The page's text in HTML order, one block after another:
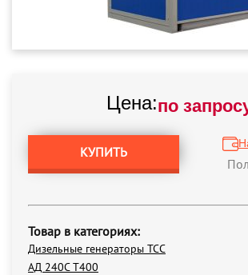
Цена:по
КУПИТЬ
Товар в категориях:
Дизельные генераторы ТСС
АД 240С Т400